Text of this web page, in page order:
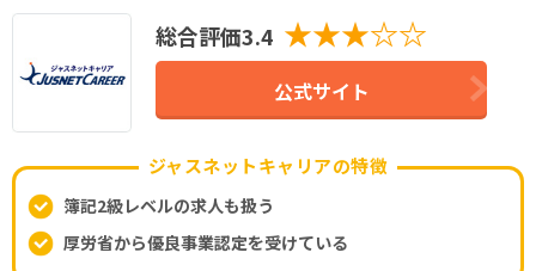
総合評価3.4 ★★★☆☆
公式サイト
ジャスネットキャリアの特徴
簿記2級レベルの求人も扱う
厚労省から優良事業認定を受けている